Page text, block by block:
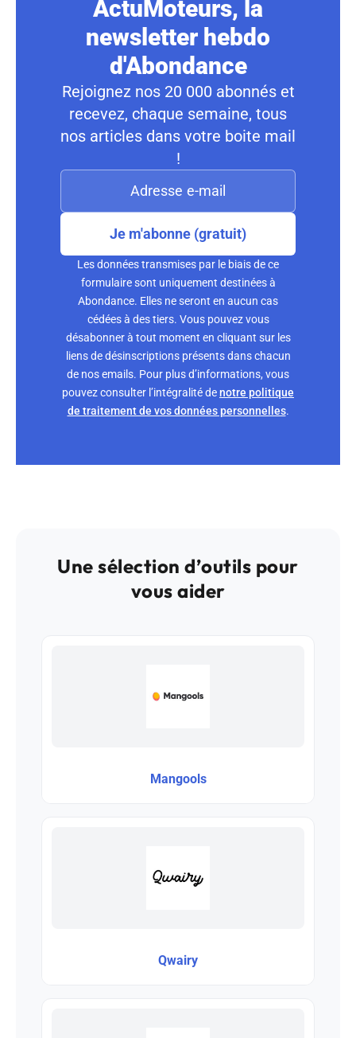
ActuMoteurs, la
newsletter hebdo
d'Abondance
Rejoignez nos 20 000 abonnés et
recevez, chaque semaine, tous
nos articles dans votre boite mail
!
Je m'abonne (gratuit)
Les données transmises par le biais de ce
formulaire sont uniquement destinées à
Abondance. Elles ne seront en aucun cas
cédées à des tiers. Vous pouvez vous
désabonner à tout moment en cliquant sur les
liens de désinscriptions présents dans chacun
de nos emails. Pour plus d’informations, vous
pouvez consulter l’intégralité denotre politique
de traitement de vos données personnelles.
Une sélection d’outils pour
vous aider
Mangools
Qwairy